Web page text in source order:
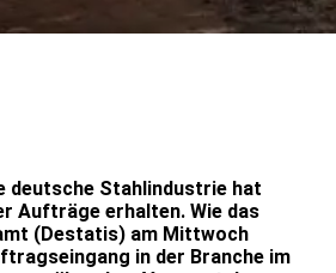
deutsche Stahlindustrie hat
Aufträge erhalten. Wie das
(Destatis) am Mittwoch
in der Branche im